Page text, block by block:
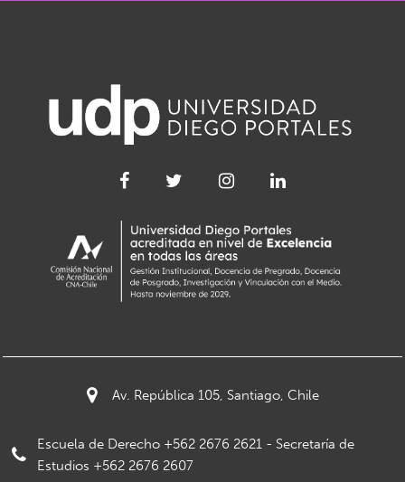
Av. República 105, Santiago, Chile
Escuela de Derecho +562 2676 2621 - Secretaría de
Estudios +562 2676 2607